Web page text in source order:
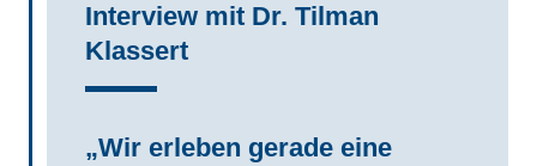
Interview mit Dr. Tilman
Klassert
„Wir erleben gerade eine